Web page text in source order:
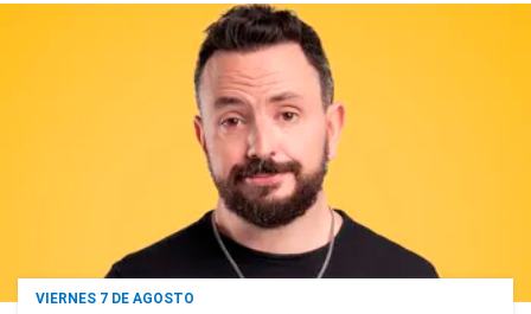
VIERNES 7 DE AGOSTO